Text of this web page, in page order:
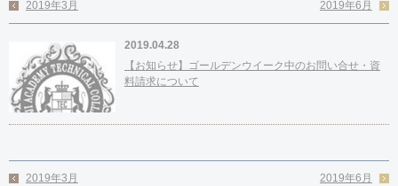
2019年3月 2019年6月
2019.04.28
【お知らせ】ゴールデンウイーク中のお問い合せ・資
料請求について
2019年3月 2019年6月